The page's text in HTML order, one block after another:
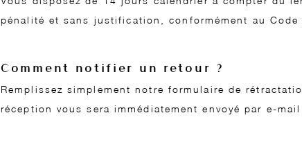
pénalité et sans justification, conformément au Code
Comment notifier un retour ?
Remplissez simplement notre formulaire de
réception vous sera immédiatement envoyé par e-